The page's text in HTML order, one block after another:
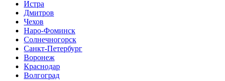
Истра
Дмитров
Чехов
Наро-Фоминск
Солнечногорск
Санкт-Петербург
Воронеж
Краснодар
Волгоград